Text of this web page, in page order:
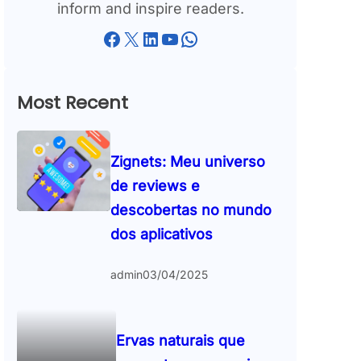
inform and inspire readers.
Facebook X LinkedIn YouTube WhatsApp
Most Recent
Zignets: Meu universo
de reviews e
descobertas no mundo
dos aplicativos
admin03/04/2025
Ervas naturais que